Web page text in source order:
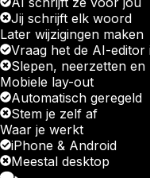
Jij schrijft elk woord
Later wijzigingen maken
Vraag het de AI-editor
Slepen, neerzetten en
Mobiele lay-out
Automatisch geregeld
Stem je zelf af
Waar je werkt
iPhone & Android
Meestal desktop